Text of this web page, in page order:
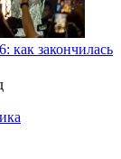
закончилась